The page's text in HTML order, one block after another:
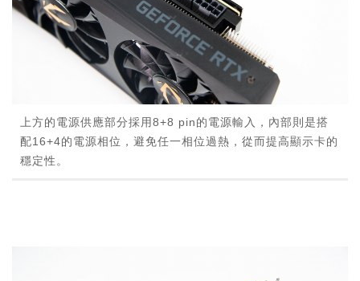
上方的電源供應部分採用8+8 pin的電源輸入，內部則是搭
配16+4的電源相位，避免任一相位過熱，從而提高顯示卡的
穩定性。